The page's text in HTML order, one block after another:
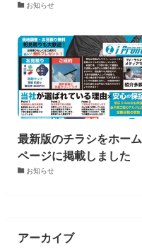
お知らせ
最新版のチラシをホーム
ページに掲載しました
お知らせ
アーカイブ